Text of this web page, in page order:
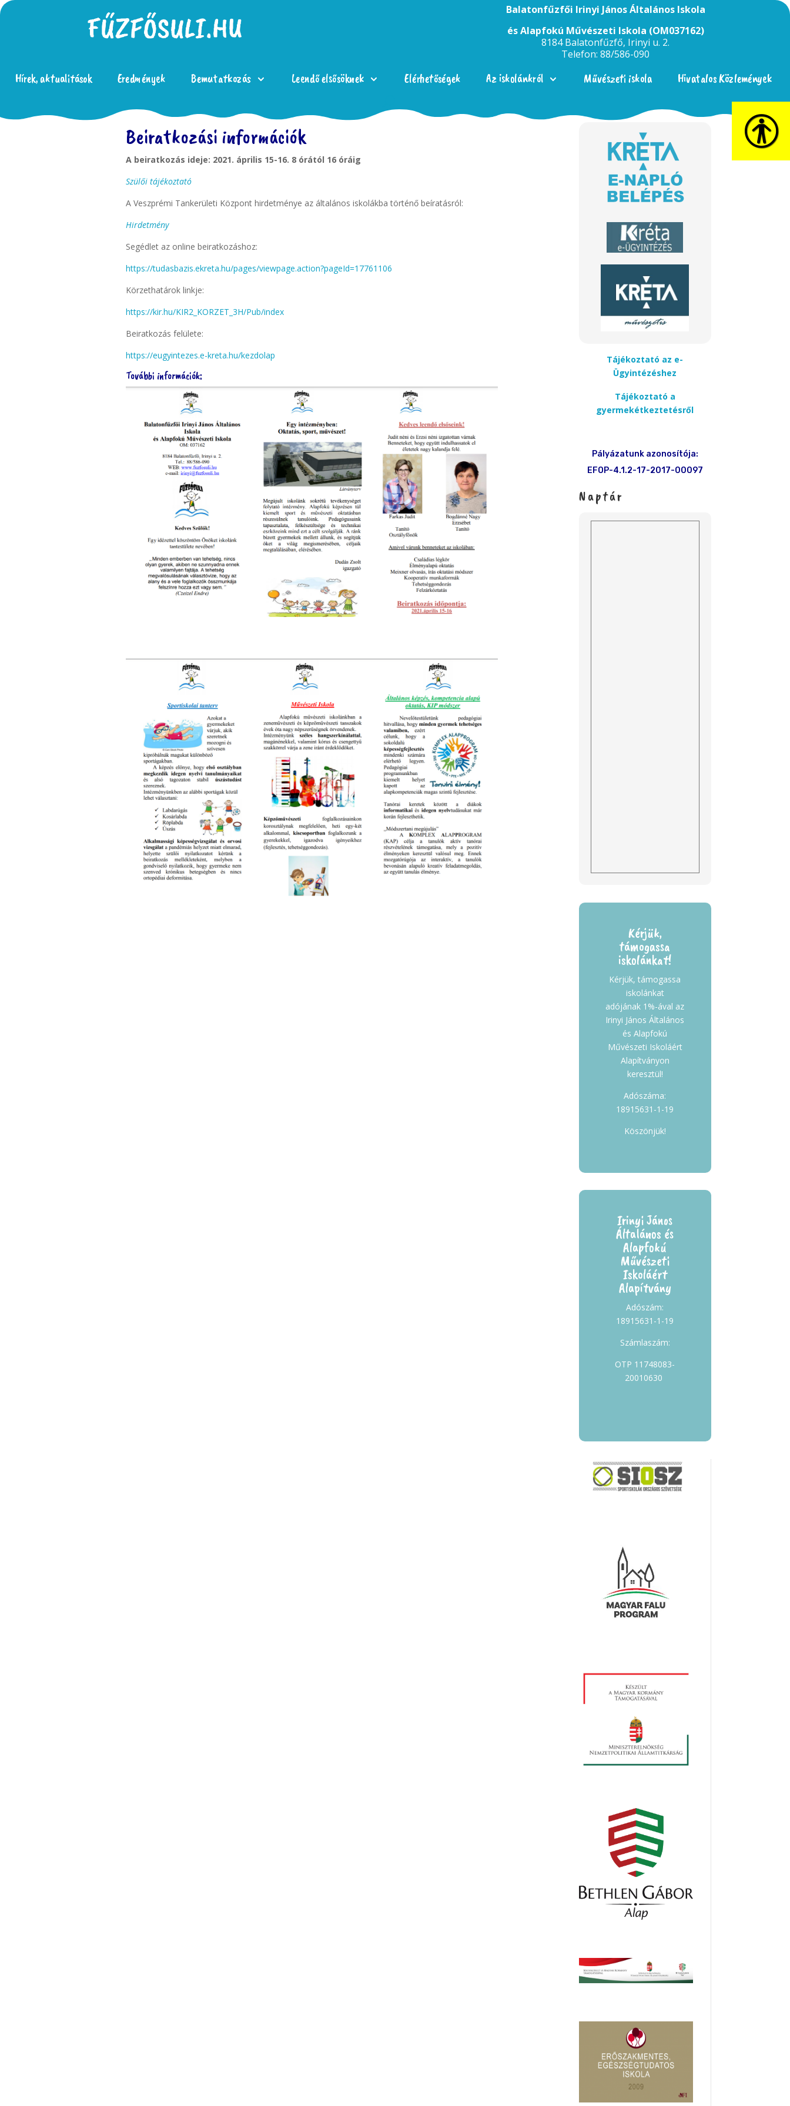
Balatonfűzfői Irinyi János Általános Iskola
és Alapfokú Művészeti Iskola (OM037162)
8184 Balatonfűzfő, Irinyi u. 2.
Telefon: 88/586-090
Hírek, aktualitások Eredmények Bemutatkozás Leendő elsősöknek Elérhetőségek Az iskolánkról Művészeti iskola Hivatalos Közlemények
Beiratkozási információk
A beiratkozás ideje: 2021. április 15-16. 8 órától 16 óráig
Szülői tájékoztató
A Veszprémi Tankerületi Központ hirdetménye az általános iskolákba történő beíratásról:
Hirdetmény
Segédlet az online beiratkozáshoz:
https://tudasbazis.ekreta.hu/pages/viewpage.action?pageId=17761106
Körzethatárok linkje:
https://kir.hu/KIR2_KORZET_3H/Pub/index
Beiratkozás felülete:
https://eugyintezes.e-kreta.hu/kezdolap
További információk:
Tájékoztató az e-
Ügyintézéshez
Tájékoztató a
gyermekétkeztetésről
Pályázatunk azonosítója:
EFOP-4.1.2-17-2017-00097
Naptár
Kérjük,
támogassa
iskolánkat!
Kérjük, támogassa
iskolánkat
adójának 1%-ával az
Irinyi János Általános
és Alapfokú
Művészeti Iskoláért
Alapítványon
keresztül!
Adószáma:
18915631-1-19
Köszönjük!
Irinyi János
Általános és
Alapfokú
Művészeti
Iskoláért
Alapítvány
Adószám:
18915631-1-19
Számlaszám:
OTP 11748083-
20010630